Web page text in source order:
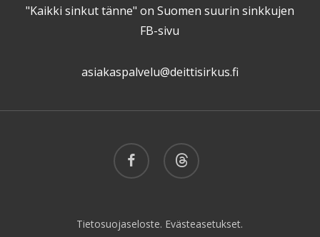
"Kaikki sinkut tänne" on Suomen suurin sinkkujen
FB-sivu
asiakaspalvelu@deittisirkus.fi
facebook threads
Tietosuojaseloste. Evästeasetukset.